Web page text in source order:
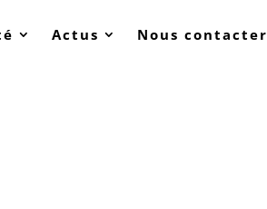
Actus Nous contacter